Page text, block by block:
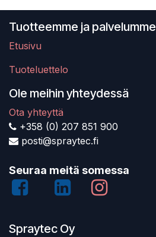
Tuotteemme ja palvelumme
Etusivu
Tuoteluettelo
Ole meihin yhteydessä
Ota yhteyttä
+358 (0) 207 851 900
posti@spraytec.fi
Seuraa meitä somessa
Spraytec Oy